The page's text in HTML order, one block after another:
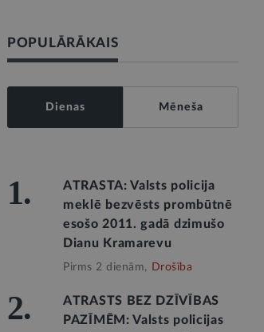
POPULĀRĀKAIS
Dienas Mēneša
1.
ATRASTA: Valsts policija
meklē bezvēsts prombūtnē
esošo 2011. gadā dzimušo
Dianu Kramarevu
Pirms 2 dienām, Drošība
2.
ATRASTS BEZ DZĪVĪBAS
PAZĪMĒM: Valsts policijas